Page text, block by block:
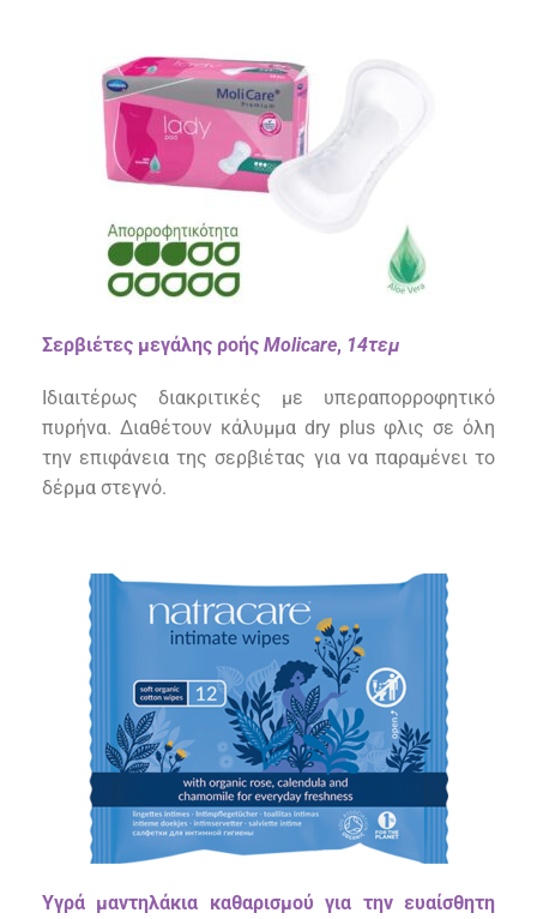
Σερβιέτες μεγάλης ροής Molicare, 14τεμ
Ιδιαιτέρως διακριτικές με υπεραπορροφητικό
πυρήνα. Διαθέτουν κάλυμμα dry plus φλις σε όλη
την επιφάνεια της σερβιέτας για να παραμένει το
δέρμα στεγνό.
Υγρά μαντηλάκια καθαρισμού για την ευαίσθητη